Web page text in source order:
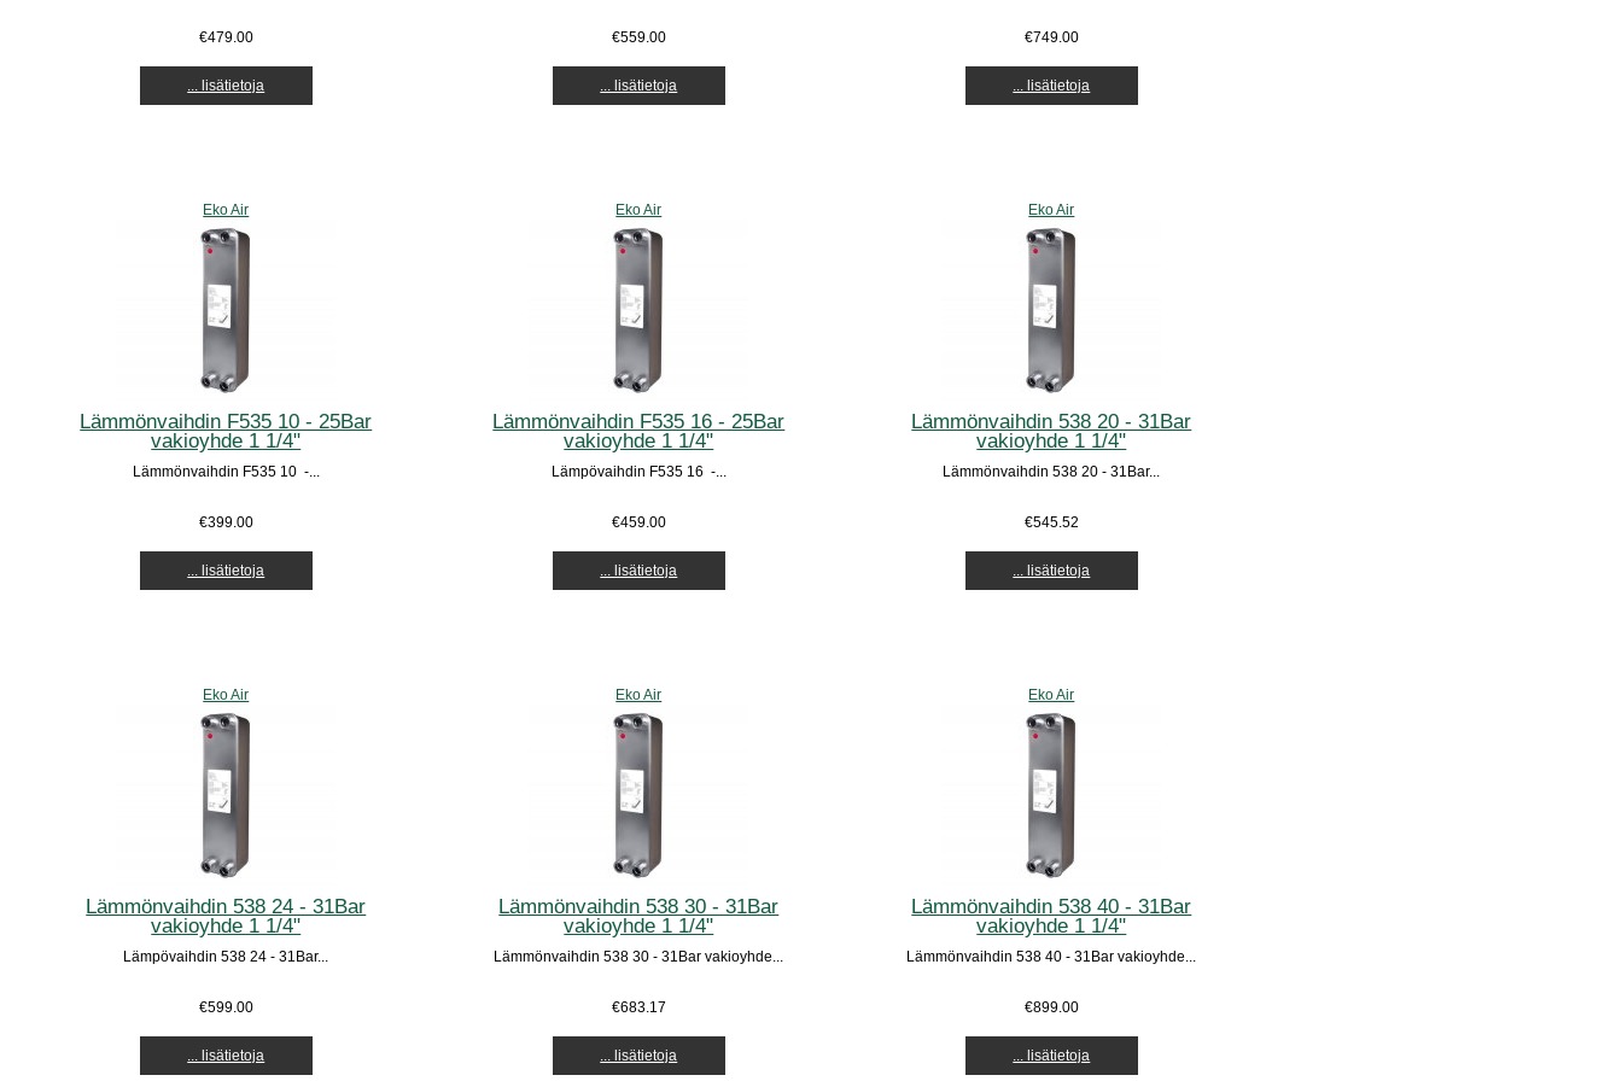
€479.00
... lisätietoja
€559.00
... lisätietoja
€749.00
... lisätietoja
Eko Air
Lämmönvaihdin F535 10 - 25Bar
vakioyhde 1 1/4"
Lämmönvaihdin F535 10 -...
€399.00
... lisätietoja
Eko Air
Lämmönvaihdin F535 16 - 25Bar
vakioyhde 1 1/4"
Lämpövaihdin F535 16 -...
€459.00
... lisätietoja
Eko Air
Lämmönvaihdin 538 20 - 31Bar
vakioyhde 1 1/4"
Lämmönvaihdin 538 20 - 31Bar...
€545.52
... lisätietoja
Eko Air
Lämmönvaihdin 538 24 - 31Bar
vakioyhde 1 1/4"
Lämpövaihdin 538 24 - 31Bar...
€599.00
... lisätietoja
Eko Air
Lämmönvaihdin 538 30 - 31Bar
vakioyhde 1 1/4"
Lämmönvaihdin 538 30 - 31Bar vakioyhde...
€683.17
... lisätietoja
Eko Air
Lämmönvaihdin 538 40 - 31Bar
vakioyhde 1 1/4"
Lämmönvaihdin 538 40 - 31Bar vakioyhde...
€899.00
... lisätietoja